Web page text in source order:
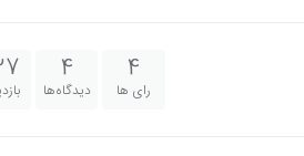
4
رای ها
4
دیدگاه‌ها